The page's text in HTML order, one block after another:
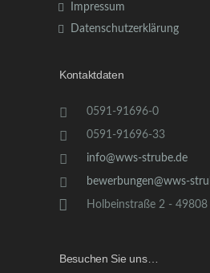
Impressum
Datenschutzerklärung
Kontaktdaten
0591-91696-0
0591-91696-33
info@wws-strube.de
bewerbungen@wws-
Holbeinstraße 2 - 49808
Besuchen Sie uns…